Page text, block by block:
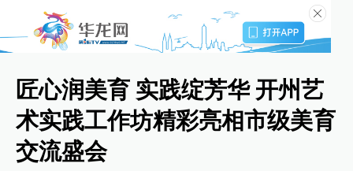
匠心润美育 实践绽芳华 开州艺
术实践工作坊精彩亮相市级美育
交流盛会